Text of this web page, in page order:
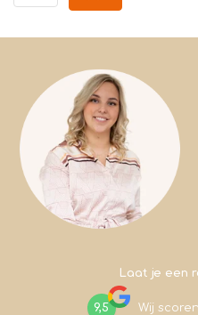
Laat je een
9,5 Wij